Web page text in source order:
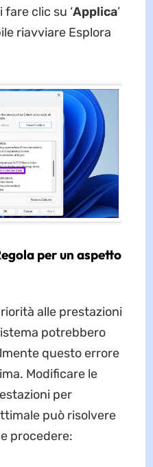
fare clic su ‘Applica’
riavviare Esplora
per un aspetto
alle prestazioni
potrebbero
questo errore
Modificare le
per
può risolvere
procedere: